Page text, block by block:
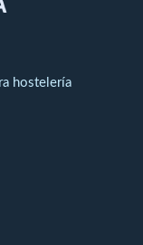
hostelería